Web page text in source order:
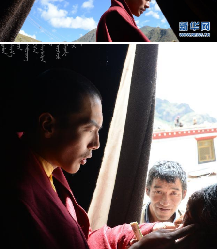













































 